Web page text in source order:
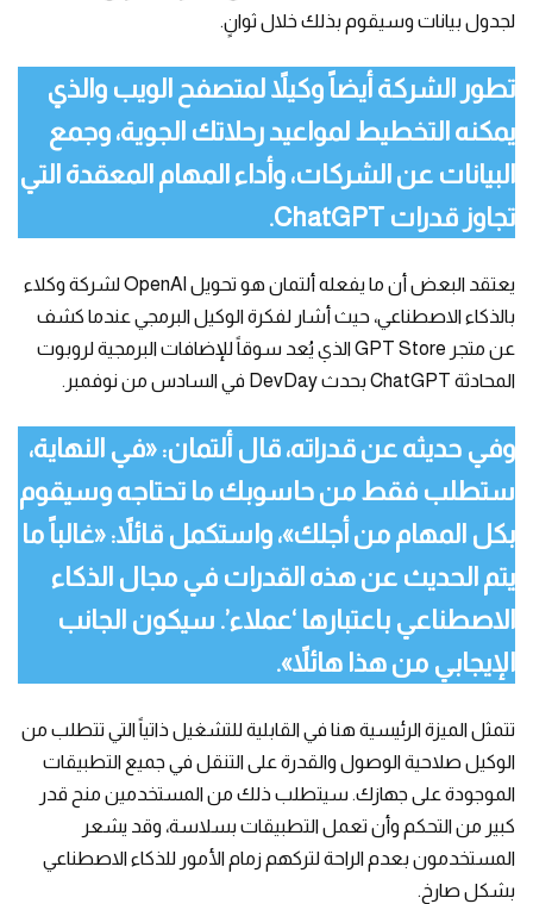
لجدول بيانات وسيقوم بذلك خلال ثوانٍ.
تطور الشركة أيضاً وكيلاً لمتصفح الويب والذي
يمكنه التخطيط لمواعيد رحلاتك الجوية، وجمع
البيانات عن الشركات، وأداء المهام المعقدة التي
تجاوز قدرات ChatGPT.
يعتقد البعض أن ما يفعله ألتمان هو تحويل OpenAI لشركة وكلاء
بالذكاء الاصطناعي، حيث أشار لفكرة الوكيل البرمجي عندما كشف
عن متجر GPT Store الذي يُعد سوقاً للإضافات البرمجية لروبوت
المحادثة ChatGPT بحدث DevDay في السادس من نوفمبر.
وفي حديثه عن قدراته، قال ألتمان: «في النهاية،
ستطلب فقط من حاسوبك ما تحتاجه وسيقوم
بكل المهام من أجلك»، واستكمل قائلاً: «غالباً ما
يتم الحديث عن هذه القدرات في مجال الذكاء
الاصطناعي باعتبارها ‘عملاء’. سيكون الجانب
الإيجابي من هذا هائلاً».
تتمثل الميزة الرئيسية هنا في القابلية للتشغيل ذاتياً التي تتطلب من
الوكيل صلاحية الوصول والقدرة على التنقل في جميع التطبيقات
الموجودة على جهازك. سيتطلب ذلك من المستخدمين منح قدر
كبير من التحكم وأن تعمل التطبيقات بسلاسة، وقد يشعر
المستخدمون بعدم الراحة لتركهم زمام الأمور للذكاء الاصطناعي
بشكل صارخ.